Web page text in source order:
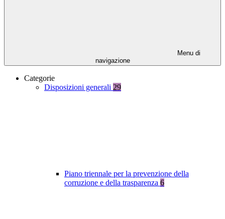
Menu di
navigazione
Categorie
Disposizioni generali 29
Piano triennale per la prevenzione della
corruzione e della trasparenza 6